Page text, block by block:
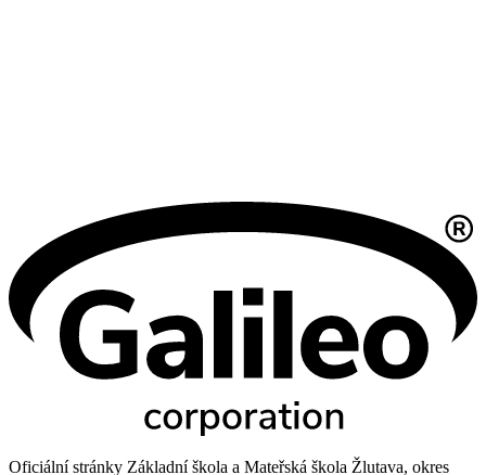
Oficiální stránky Základní škola a Mateřská škola Žlutava, okres